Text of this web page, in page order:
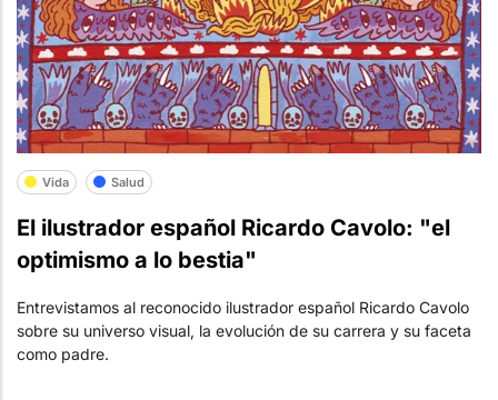
Vida Salud
El ilustrador español Ricardo Cavolo: "el
optimismo a lo bestia"
Entrevistamos al reconocido ilustrador español Ricardo Cavolo
sobre su universo visual, la evolución de su carrera y su faceta
como padre.